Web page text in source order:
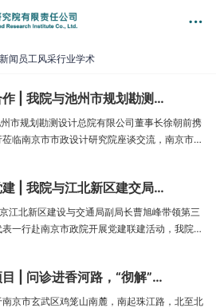
闻 员工风采行业学术
NJMD-合作 | 我院与池州市规划勘测设计研究总院有限公司签署战略合作协议
市规划勘测设计总院有限公司董事长徐朝前携
临南京市市政设计研究院座谈交流，南京市政
朝前董事长一行的到访表示热烈欢迎，简要介
的发展沿革、总体情况及各业务版块的主要业
院愿发挥多专业
NJMD-党建 | 我院与江北新区建交局开展联合主题党日活动
江北新区建设与交通局副局长曹旭峰带领第三
一行赴南京市政院开展党建联建活动，我院党
的江北新区建设项目，从工程造价的组成入
计方案与工程造价之间的关系，对影响设计方
NJMD-项目 | 问诊进香河路，“彻解”雨天漫溢
京市玄武区鸡笼山南麓，南起珠江路，北至北